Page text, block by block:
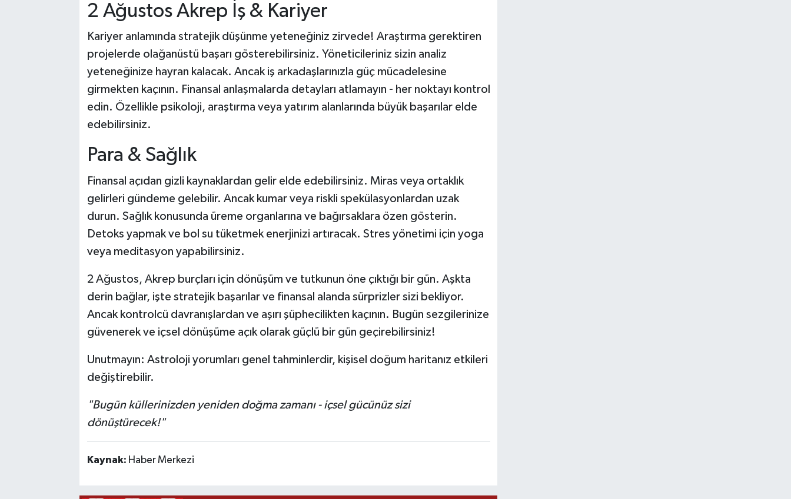
2 Ağustos Akrep İş & Kariyer
Kariyer anlamında stratejik düşünme yeteneğiniz zirvede! Araştırma gerektiren
projelerde olağanüstü başarı gösterebilirsiniz. Yöneticileriniz sizin analiz
yeteneğinize hayran kalacak. Ancak iş arkadaşlarınızla güç mücadelesine
girmekten kaçının. Finansal anlaşmalarda detayları atlamayın - her noktayı kontrol
edin. Özellikle psikoloji, araştırma veya yatırım alanlarında büyük başarılar elde
edebilirsiniz.
Para & Sağlık
Finansal açıdan gizli kaynaklardan gelir elde edebilirsiniz. Miras veya ortaklık
gelirleri gündeme gelebilir. Ancak kumar veya riskli spekülasyonlardan uzak
durun. Sağlık konusunda üreme organlarına ve bağırsaklara özen gösterin.
Detoks yapmak ve bol su tüketmek enerjinizi artıracak. Stres yönetimi için yoga
veya meditasyon yapabilirsiniz.
2 Ağustos, Akrep burçları için dönüşüm ve tutkunun öne çıktığı bir gün. Aşkta
derin bağlar, işte stratejik başarılar ve finansal alanda sürprizler sizi bekliyor.
Ancak kontrolcü davranışlardan ve aşırı şüphecilikten kaçının. Bugün sezgilerinize
güvenerek ve içsel dönüşüme açık olarak güçlü bir gün geçirebilirsiniz!
Unutmayın: Astroloji yorumları genel tahminlerdir, kişisel doğum haritanız etkileri
değiştirebilir.
"Bugün küllerinizden yeniden doğma zamanı - içsel gücünüz sizi
dönüştürecek!"
Kaynak: Haber Merkezi